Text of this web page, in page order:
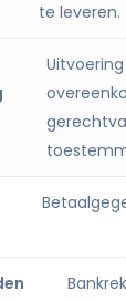
te leveren.